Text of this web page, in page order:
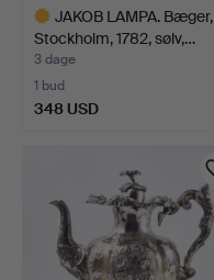
JAKOB LAMPA. Bæger,
Stockholm, 1782, sølv,…
3 dage
1 bud
348 USD